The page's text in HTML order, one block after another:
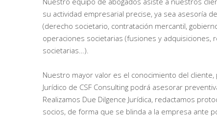
su actividad empresarial precise, ya sea asesoría
(derecho societario, contratación mercantil,
operaciones societarias (fusiones y adquisiciones,
societarias…).
Nuestro mayor valor es el conocimiento del
Jurídico de CSF Consulting podrá asesorar
Realizamos Due Dilgence Jurídica, redactamos
socios, de forma que se blinda a la empresa ante